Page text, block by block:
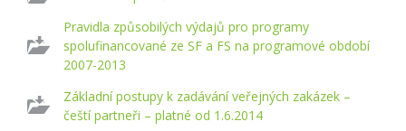
Pravidla způsobilých výdajů pro programy
spolufinancované ze SF a FS na programové období
2007-2013
Základní postupy k zadávání veřejných zakázek –
čeští partneři – platné od 1.6.2014